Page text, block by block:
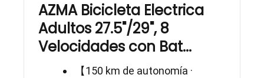
AZMA Bicicleta Electrica
Adultos 27.5"/29", 8
Velocidades con Bat...
【150 km de autonomía ·